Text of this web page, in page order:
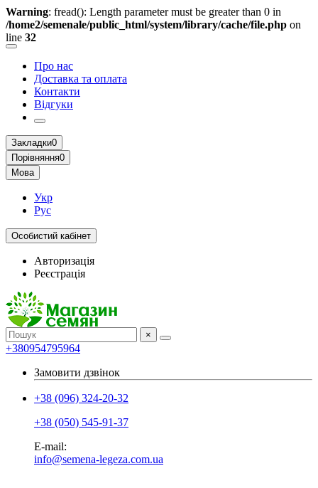
Warning: fread(): Length parameter must be greater than 0 in
/home2/semenale/public_html/system/library/cache/file.php on
line 32
Про нас
Доставка та оплата
Контакти
Відгуки
Закладки0
Порівняння0
Мова
Укр
Рус
Особистий кабінет
Авторизація
Реєстрація
×
+380954795964
Замовити дзвінок
+38 (096) 324-20-32
+38 (050) 545-91-37
E-mail:
info@semena-legeza.com.ua